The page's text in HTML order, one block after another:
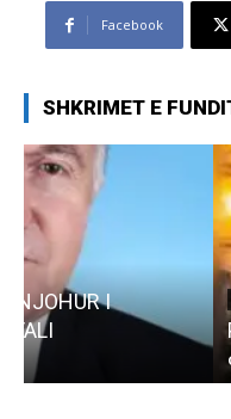
Facebook
SHKRIMET E
AKTUALITET
Pregaditi Gjin
Gjin Musa